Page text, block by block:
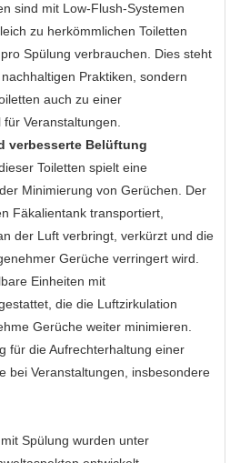
sind mit Low-Flush-Systemen
zu herkömmlichen Toiletten
Spülung verbrauchen. Dies steht
Praktiken, sondern
auch zu einer
Veranstaltungen.
verbesserte Belüftung
Toiletten spielt eine
Minimierung von Gerüchen. Der
Fäkalientank transportiert,
der Luft verbringt, verkürzt und die
Gerüche verringert wird.
Einheiten mit
die die Luftzirkulation
Gerüche weiter minimieren.
für die Aufrechterhaltung einer
bei Veranstaltungen, insbesondere
Spülung wurden unter